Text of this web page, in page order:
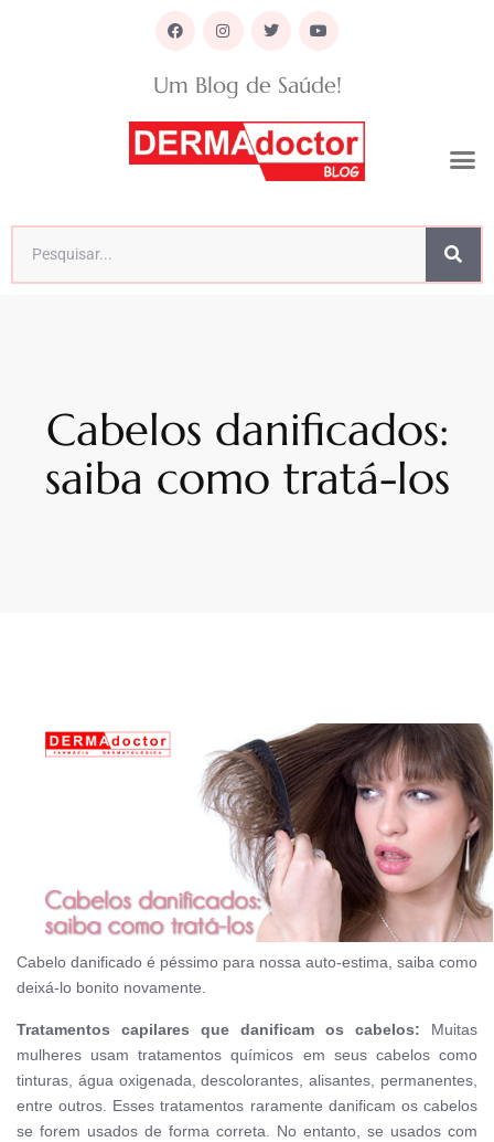
Um Blog de Saúde!
Cabelos danificados:
saiba como tratá-los
Cabelo danificado é péssimo para nossa auto-estima, saiba como
deixá-lo bonito novamente.
Tratamentos capilares que danificam os cabelos: Muitas
mulheres usam tratamentos químicos em seus cabelos como
tinturas, água oxigenada, descolorantes, alisantes, permanentes,
entre outros. Esses tratamentos raramente danificam os cabelos
se forem usados de forma correta. No entanto, se usados com